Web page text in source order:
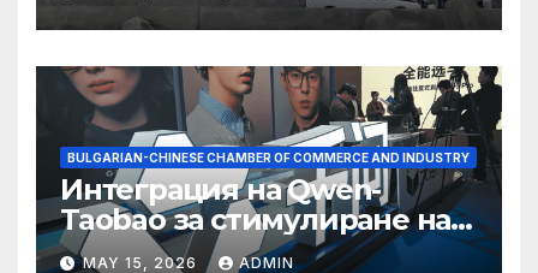
BULGARIAN-CHINESE CHAMBER OF COMMERCE AND INDUSTRY
Интеграция на Qwen-
Taobao за стимулиране на
пазаруването 618
MAY 15, 2026 ADMIN